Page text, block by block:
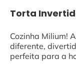
Torta
Cozinha Milium!
diferente,
perfeita para a